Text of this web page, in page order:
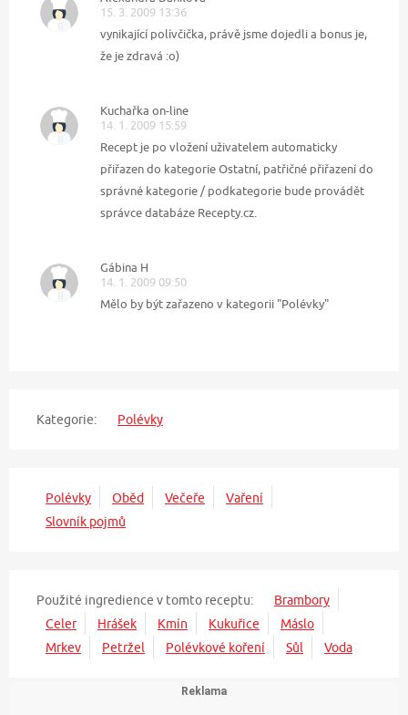
15. 3. 2009 13:36
vynikající polívčička, právě jsme dojedli a bonus je,
že je zdravá :o)
Kuchařka on-line
14. 1. 2009 15:59
Recept je po vložení uživatelem automaticky
přiřazen do kategorie Ostatní, patřičné přiřazení do
správné kategorie / podkategorie bude provádět
správce databáze Recepty.cz.
Gábina H
14. 1. 2009 09:50
Mělo by být zařazeno v kategorii "Polévky"
Kategorie: Polévky
Polévky Oběd Večeře
Vaření
Slovník pojmů
Použité ingredience v tomto receptu:
Brambory
Celer
Hrášek Kmín Kukuřice
Máslo
Mrkev
Petržel Polévkové koření Sůl Voda